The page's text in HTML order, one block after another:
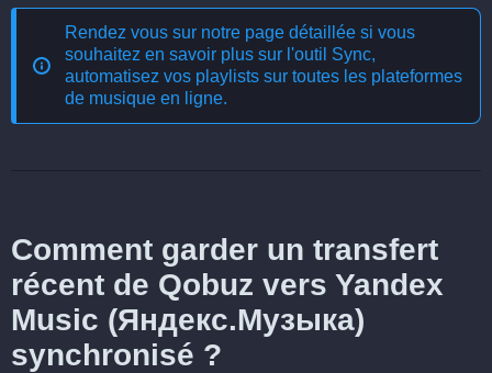
Rendez vous sur notre page détaillée si vous
souhaitez en savoir plus sur l'outil Sync,
automatisez vos playlists sur toutes les plateformes
de musique en ligne.
Comment garder un transfert
récent de Qobuz vers Yandex
Music (Яндекс.Музыка)
synchronisé ?